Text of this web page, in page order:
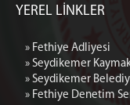
YEREL LİNKLER
» Fethiye Adliyesi
» Seydikemer
» Seydikemer
» Fethiye Denetim